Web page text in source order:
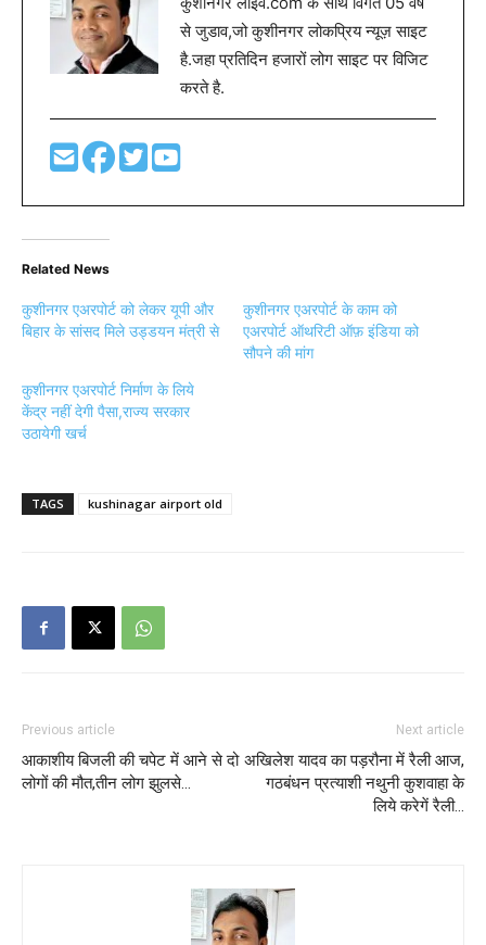
से जुडाव,जो कुशीनगर लोकप्रिय न्यूज़ साइट
है.जहा प्रतिदिन हजारों लोग साइट पर विजिट
करते है.
Related News
कुशीनगर एअरपोर्ट को लेकर यूपी और
बिहार के सांसद मिले उड्डयन मंत्री से
कुशीनगर एअरपोर्ट के काम को
एअरपोर्ट ऑथरिटी ऑफ़ इंडिया को
सौपने की मांग
कुशीनगर एअरपोर्ट निर्माण के लिये
केंद्र नहीं देगी पैसा,राज्य सरकार
उठायेगी खर्च
TAGS kushinagar airport old
Previous article
आकाशीय बिजली की चपेट में आने से दो
लोगों की मौत,तीन लोग झुलसे…
Next article
अखिलेश यादव का पड़रौना में रैली आज,
गठबंधन प्रत्याशी नथुनी कुशवाहा के
लिये करेगें रैली…